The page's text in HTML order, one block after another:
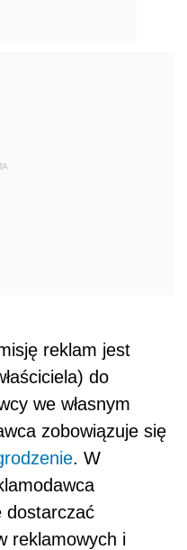
reklam jest
do
we własnym
zobowiązuje się
. W
dostarczać
reklamowych i